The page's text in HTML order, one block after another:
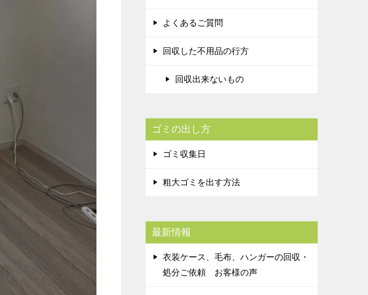
よくあるご質問
回収した不用品の行方
回収出来ないもの
ゴミの出し方
ゴミ収集日
粗大ゴミを出す方法
最新情報
衣装ケース、毛布、ハンガーの回収・
処分ご依頼 お客様の声